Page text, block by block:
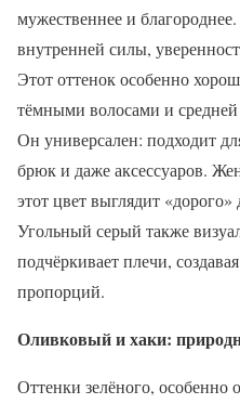
мужественнее и
внутренней силы,
Этот оттенок особенно
тёмными волосами и
Он универсален: подходит
брюк и даже аксессуаров.
этот цвет выглядит
Угольный серый также
подчёркивает плечи,
пропорций.
Оливковый и хаки:
Оттенки зелёного, особенно